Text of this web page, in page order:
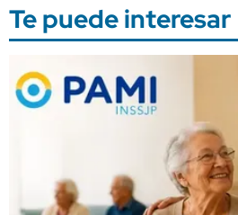
Te puede interesar